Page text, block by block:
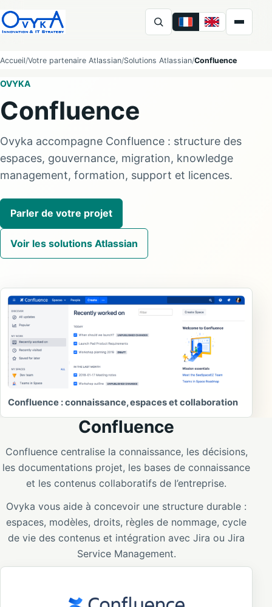
Ovyka FR EN
Accueil Votre partenaire Atlassian Solutions Atlassian Confluence
OVYKA
Confluence
Ovyka accompagne Confluence : structure des
espaces, gouvernance, migration, knowledge
management, formation, support et licences.
Parler de votre projet
Voir les solutions Atlassian
Confluence : connaissance, espaces et collaboration
Confluence
Confluence centralise la connaissance, les décisions,
les documentations projet, les bases de connaissance
et les contenus collaboratifs de l’entreprise.
Ovyka vous aide à concevoir une structure durable :
espaces, modèles, droits, règles de nommage, cycle
de vie des contenus et intégration avec Jira ou Jira
Service Management.